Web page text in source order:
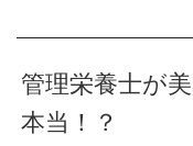
管理栄養士が
本当！？